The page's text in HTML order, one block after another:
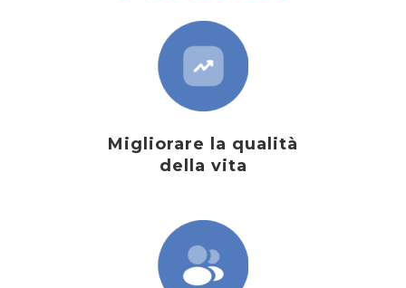
Migliorare la qualità
della vita